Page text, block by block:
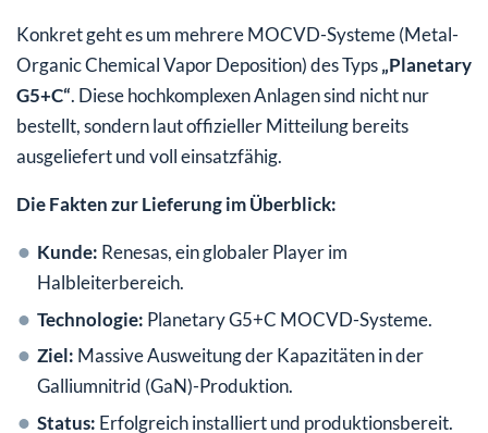
Konkret geht es um mehrere MOCVD-Systeme (Metal-
Organic Chemical Vapor Deposition) des Typs„Planetary
G5+C“. Diese hochkomplexen Anlagen sind nicht nur
bestellt, sondern laut offizieller Mitteilung bereits
ausgeliefert und voll einsatzfähig.
Die Fakten zur Lieferung im Überblick:
Kunde: Renesas, ein globaler Player im
Halbleiterbereich.
Technologie: Planetary G5+C MOCVD-Systeme.
Ziel: Massive Ausweitung der Kapazitäten in der
Galliumnitrid (GaN)-Produktion.
Status: Erfolgreich installiert und produktionsbereit.